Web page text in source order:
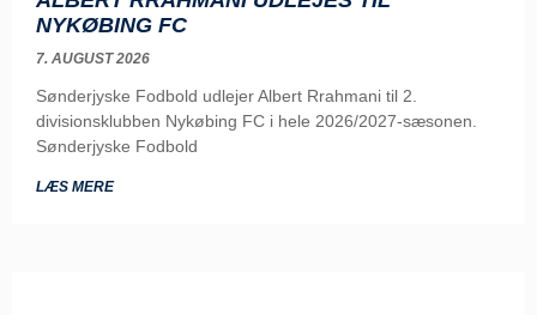
NYKØBING FC
7. AUGUST 2026
Sønderjyske Fodbold udlejer Albert Rrahmani til 2.
divisionsklubben Nykøbing FC i hele 2026/2027-sæsonen.
Sønderjyske Fodbold
LÆS MERE